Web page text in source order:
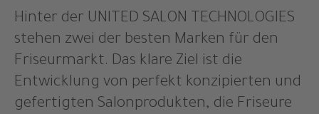
Hinter der UNITED SALON TECHNOLOGIES
stehen zwei der besten Marken für den
Friseurmarkt. Das klare Ziel ist die
Entwicklung von perfekt konzipierten und
gefertigten Salonprodukten, die Friseure